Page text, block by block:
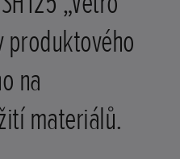
produktového
na
materiálů.